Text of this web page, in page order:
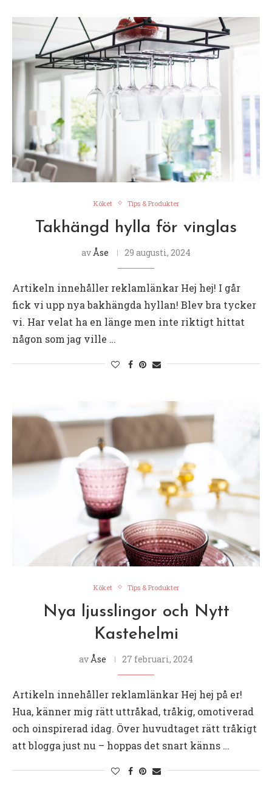
Köket Tips & Produkter
Takhängd hylla för vinglas
av Åse 29 augusti, 2024
Artikeln innehåller reklamlänkar Hej hej! I går
fick vi upp nya bakhängda hyllan! Blev bra tycker
vi. Har velat ha en länge men inte riktigt hittat
någon som jag ville …
Köket Tips & Produkter
Nya ljusslingor och Nytt
Kastehelmi
av Åse 27 februari, 2024
Artikeln innehåller reklamlänkar Hej hej på er!
Hua, känner mig rätt uttråkad, tråkig, omotiverad
och oinspirerad idag. Över huvudtaget rätt tråkigt
att blogga just nu – hoppas det snart känns …